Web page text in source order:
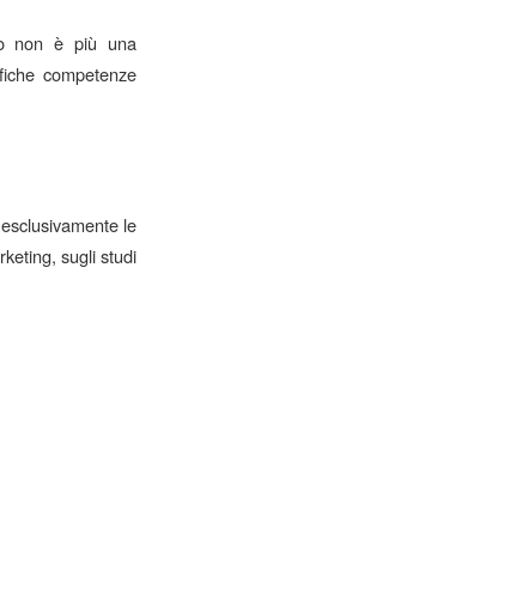
non è più una
competenze
le
sugli studi